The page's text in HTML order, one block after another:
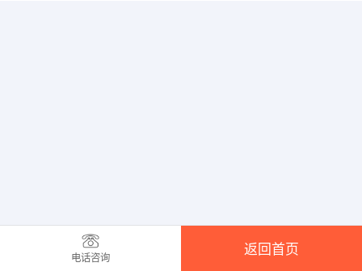
电话咨询
返回首页